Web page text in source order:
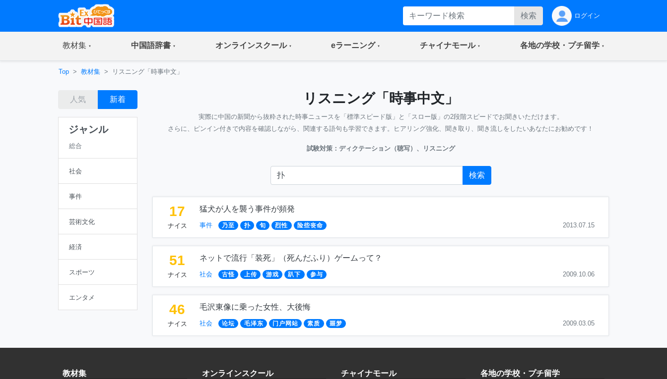
検索 ログイン
教材集(current) 中国語辞書(current) オンラインスクール(current) eラーニング(current) チャイナモール(current) 各地の学校・プチ留学(current)
Top 教材集 リスニング「時事中文」
人気 新着
ジャンル
総合
社会
事件
芸術文化
経済
スポーツ
エンタメ
リスニング「時事中文」
実際に中国の新聞から抜粋された時事ニュースを「標準スピード版」と「スロー版」の2段階スピードでお聞きいただけます。
さらに、ピンイン付きで内容を確認しながら、関連する語句も学習できます。ヒアリング強化、聞き取り、聞き流しをしたいあなたにお勧めです！
試験対策：ディクテーション（聴写）、リスニング
検索
17
ナイス
猛犬が人を襲う事件が頻発
事件 乃至 扑 旬 烈性 险些丧命 2013.07.15
51
ナイス
ネットで流行「装死」（死んだふり）ゲームって？
社会 古怪 上传 游戏 趴下 参与 2009.10.06
46
ナイス
毛沢東像に乗った女性、大後悔
社会 论坛 毛泽东 门户网站 素质 噩梦 2009.03.05
教材集 オンラインスクール チャイナモール 各地の学校・プチ留学